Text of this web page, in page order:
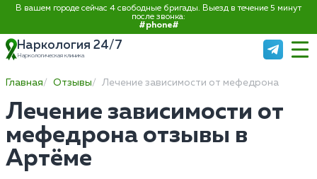
В вашем городе сейчас 4 свободные бригады. Выезд в течение 5 минут
после звонка:
#phone#
Наркология 24/7
Наркологическая клиника
Главная Отзывы Лечение зависимости от мефедрона
Лечение зависимости от
мефедрона отзывы в
Артёме